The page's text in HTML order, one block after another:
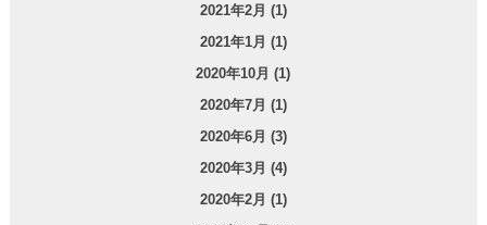
2021年2月 (1)
2021年1月 (1)
2020年10月 (1)
2020年7月 (1)
2020年6月 (3)
2020年3月 (4)
2020年2月 (1)